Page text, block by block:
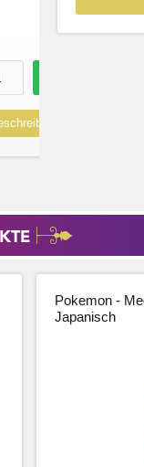
Pokemon -
Japanisch